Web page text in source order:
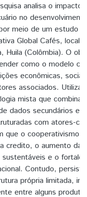
analisa o impacto
no
meio de um estudo
Global Cafés,
Huila (Colômbia). O
como o modelo
econômicas,
associados. Utiliza-
mista que combina
dados secundários e
com atores-
que o cooperativismo
credito, o aumento da
sustentáveis e o
Contudo,
própria limitada,
entre alguns